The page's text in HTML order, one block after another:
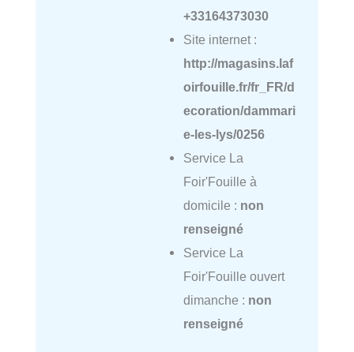
+33164373030
Site internet :
http://magasins.laf
oirfouille.fr/fr_FR/d
ecoration/dammari
e-les-lys/0256
Service La
Foir'Fouille à
domicile : non
renseigné
Service La
Foir'Fouille ouvert
dimanche : non
renseigné